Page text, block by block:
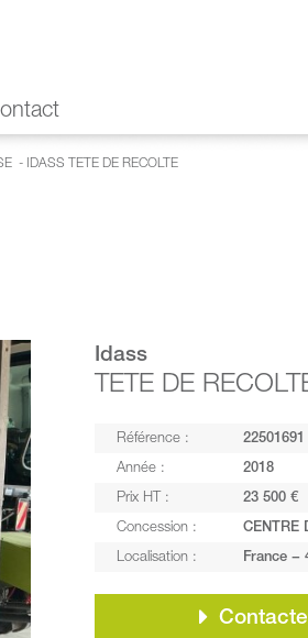
- IDASS TETE DE RECOLTE
Idass
TETE DE
Référence : 22501691
Année : 2018
Prix HT : 23 500 €
Concession : CENTRE
Localisation : France −